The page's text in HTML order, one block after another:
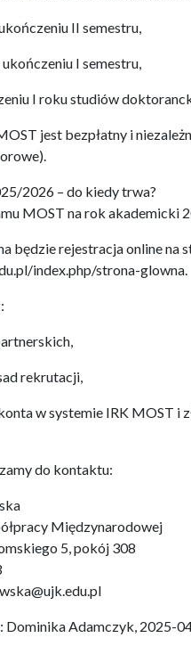
II semestru,
I semestru,
I roku studiów
jest bezpłatny i
2026 – do kiedy trwa?
MOST na rok akademicki
będzie rejestracja online na
index.php/strona-glowna.
rekrutacji,
w systemie IRK MOST i
do kontaktu:
Międzynarodowej
5, pokój 308
Dominika Adamczyk, 2025-